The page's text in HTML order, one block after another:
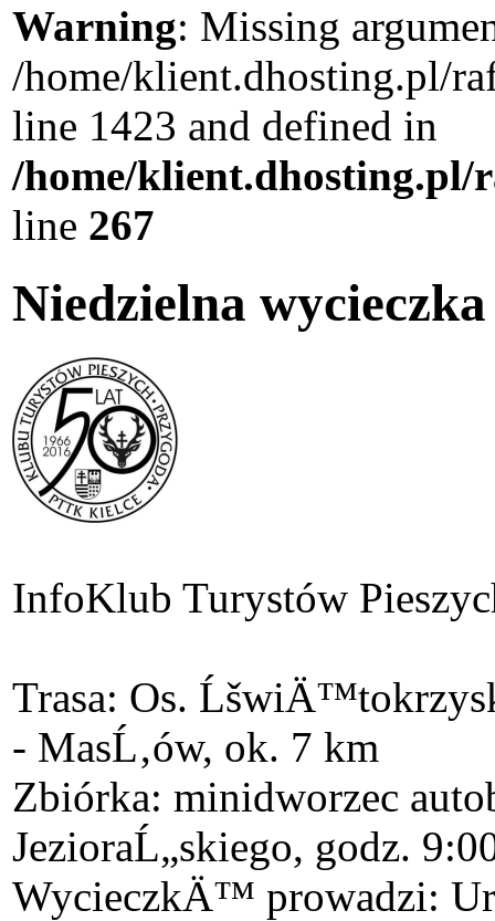
Warning: Missing
/home/klient.dhosting.pl/
line 1423 and defined in
/home/klient.dhosting.pl/
line 267
Niedzielna
InfoKlub Turystów
Trasa: Os.
- MasĹ‚ów, ok. 7 km
Zbiórka: minidworzec
JezioraĹ„skiego, godz.
WycieczkÄ™ prowadzi: